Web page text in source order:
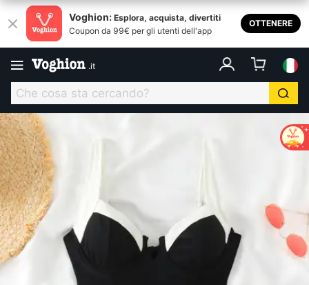
Voghion: Esplora, acquista, divertiti
Coupon da 99€ per gli utenti dell'app
OTTENERE
.it